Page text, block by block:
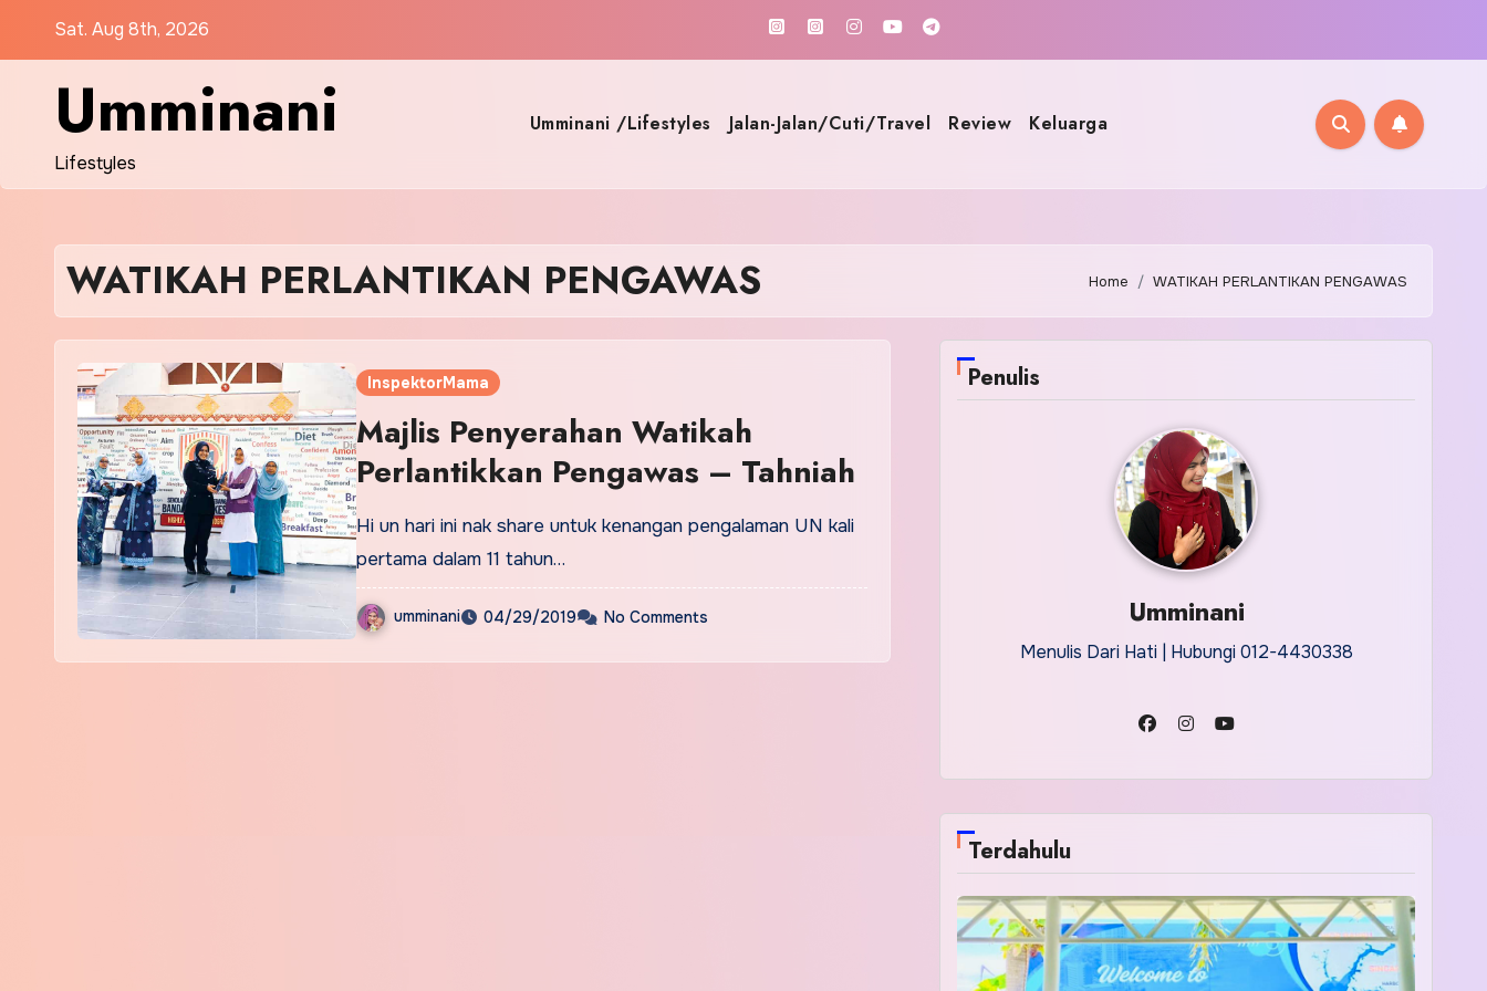
Sat. Aug 8th, 2026
Umminani
Lifestyles
Umminani /Lifestyles Jalan-Jalan/Cuti/Travel Review Keluarga
WATIKAH PERLANTIKAN PENGAWAS Home WATIKAH PERLANTIKAN PENGAWAS
InspektorMama
Majlis Penyerahan Watikah
Perlantikkan Pengawas – Tahniah
Hi un hari ini nak share untuk kenangan pengalaman UN kali
pertama dalam 11 tahun…
umminani 04/29/2019 No Comments
Penulis
Umminani
Menulis Dari Hati | Hubungi 012-4430338
Terdahulu